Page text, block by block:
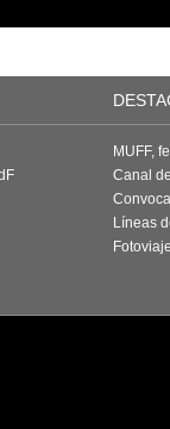
MUFF,
Canal
Líneas